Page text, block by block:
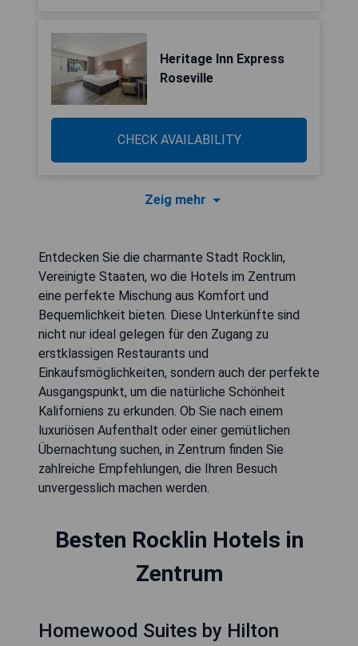
Heritage Inn Express
Roseville
CHECK AVAILABILITY
Zeig mehr
Entdecken Sie die charmante Stadt Rocklin,
Vereinigte Staaten, wo die Hotels im Zentrum
eine perfekte Mischung aus Komfort und
Bequemlichkeit bieten. Diese Unterkünfte sind
nicht nur ideal gelegen für den Zugang zu
erstklassigen Restaurants und
Einkaufsmöglichkeiten, sondern auch der perfekte
Ausgangspunkt, um die natürliche Schönheit
Kaliforniens zu erkunden. Ob Sie nach einem
luxuriösen Aufenthalt oder einer gemütlichen
Übernachtung suchen, in Zentrum finden Sie
zahlreiche Empfehlungen, die Ihren Besuch
unvergesslich machen werden.
Besten Rocklin Hotels in
Zentrum
Homewood Suites by Hilton